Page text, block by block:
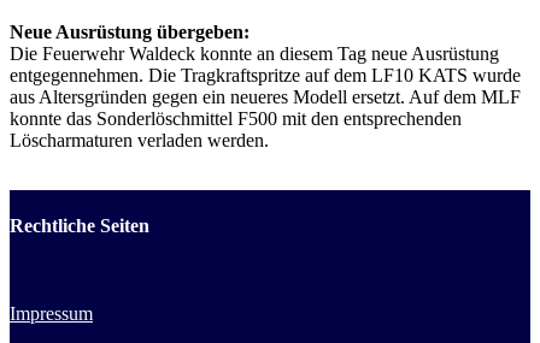
Neue Ausrüstung übergeben:
Die Feuerwehr Waldeck konnte an diesem Tag neue Ausrüstung
entgegennehmen. Die Tragkraftspritze auf dem LF10 KATS wurde
aus Altersgründen gegen ein neueres Modell ersetzt. Auf dem MLF
konnte das Sonderlöschmittel F500 mit den entsprechenden
Löscharmaturen verladen werden.
Rechtliche Seiten
Impressum